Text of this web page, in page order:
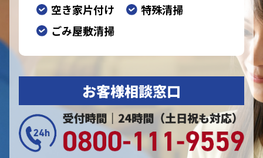
空き家片付け
特殊清掃
ごみ屋敷清掃
お客様相談窓口